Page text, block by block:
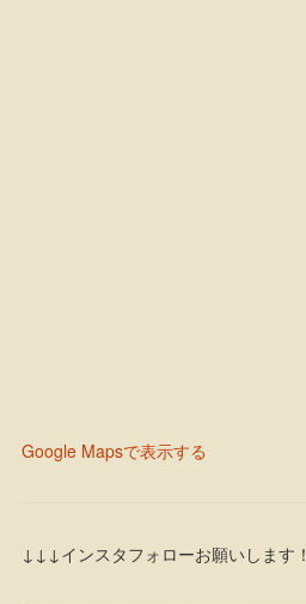
Google Mapsで表示する
↓↓↓インスタフォローお願いします！